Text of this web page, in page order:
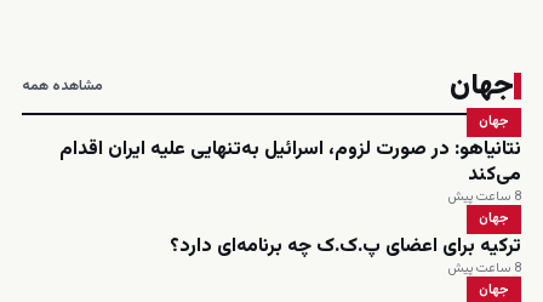
جهان مشاهده همه
جهان
نتانیاهو: در صورت لزوم، اسرائیل به‌تنهایی علیه ایران اقدام
می‌کند
8 ساعت پیش
جهان
ترکیه برای اعضای پ.ک.ک چه برنامه‌ای دارد؟
8 ساعت پیش
جهان